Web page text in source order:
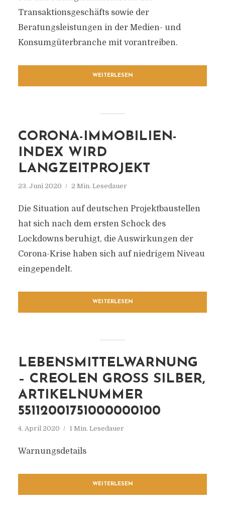
Transaktionsgeschäfts sowie der
Beratungsleistungen in der Medien- und
Konsumgüterbranche mit vorantreiben.
WEITERLESEN
CORONA-IMMOBILIEN-
INDEX WIRD
LANGZEITPROJEKT
23. Juni 2020 2 Min. Lesedauer
Die Situation auf deutschen Projektbaustellen
hat sich nach dem ersten Schock des
Lockdowns beruhigt, die Auswirkungen der
Corona-Krise haben sich auf niedrigem Niveau
eingependelt.
WEITERLESEN
LEBENSMITTELWARNUNG
– CREOLEN GROSS SILBER, A
RTIKELNUMMER 5
5112001751000000100
4. April 2020 1 Min. Lesedauer
Warnungsdetails
WEITERLESEN